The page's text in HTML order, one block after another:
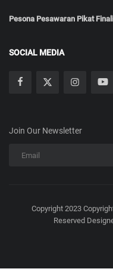
Pesona Pesawaran Pikat
SOCIAL MEDIA
Join Our Newsletter
Copyright 2023
Reserved